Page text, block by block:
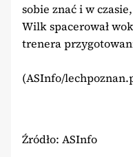
sobie znać i w
Wilk spacerował
trenera
(ASInfo/
Źródło: ASInfo